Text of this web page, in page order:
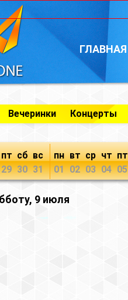
ГЛАВНАЯ
Вечеринки Концерты
пт
29
сб
30
вс
31
пн
01
вт
02
ср
03
чт
04
пт
05
9 июля